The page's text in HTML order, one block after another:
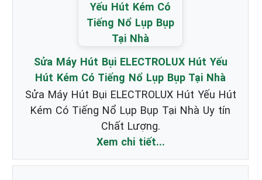
Sửa Máy Hút Bụi ELECTROLUX Hút Yếu
Hút Kém Có Tiếng Nổ Lụp Bụp Tại Nhà
Sửa Máy Hút Bụi ELECTROLUX Hút Yếu Hút
Kém Có Tiếng Nổ Lụp Bụp Tại Nhà Uy tín
Chất Lượng.
Xem chi tiết...